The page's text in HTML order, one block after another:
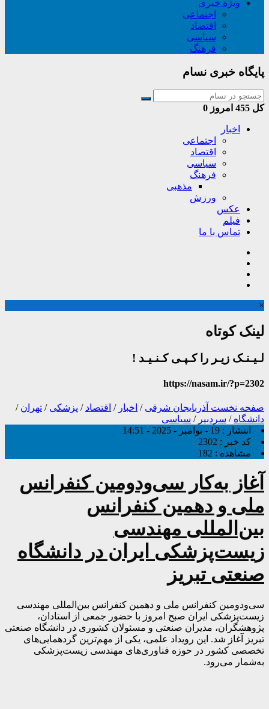
ویژه خبری
اجتماعی
اقتصاد
سیاسی
فرهنگ
پایگاه خبری نسام
کل امروز 0
اخبار
اجتماعی
اقتصاد
سیاسی
فرهنگ
مذهبی
ورزش
عکس
فیلم
تماس با ما
×
لینک کوتاه
لـیـنـک زیـر را کـپـی کـنـیـد !
https://nasam.ir/?p=2302
صفحه نخست آذربایجان شرقی / اخبار / اقتصاد / پزشکی / تهران /
دانشگاه / سردبیر / سیاسی
انتشار : 19 - نوامبر - 2025 - 14:51
کد خبر : 2302
مشاهده : 182
آغاز به‌کار سی‌ودومین کنفرانس
ملی و دهمین کنفرانس
بین‌المللی مهندسی
زیست‌پزشکی ایران در دانشگاه
صنعتی تبریز
سی‌ودومین کنفرانس ملی و دهمین کنفرانس بین‌المللی مهندسی
زیست‌پزشکی ایران صبح امروز با حضور جمعی از استادان،
پژوهشگران، مدیران صنعتی و مسئولان کشوری در دانشگاه صنعتی
تبریز آغاز شد. این رویداد علمی، یکی از مهم‌ترین گردهمایی‌های
تخصصی کشور در حوزه فناوری‌های مهندسی زیست‌پزشکی
به‌شمار می‌رود.